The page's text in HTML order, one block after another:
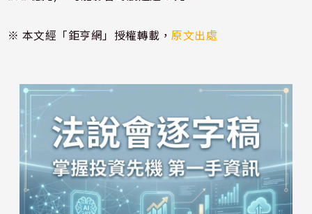
※ 本文經「鉅亨網」授權轉載，原文出處